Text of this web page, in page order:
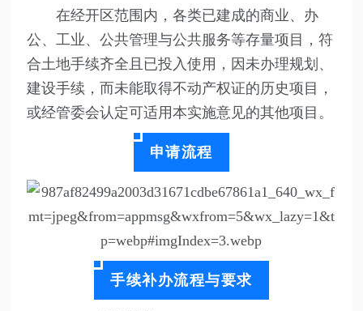
在经开区范围内，各类已建成的商业、办
公、工业、公共管理与公共服务等存量项目，符
合土地手续齐全且已投入使用，因未办理规划、
建设手续，而未能取得不动产权证的历史项目，
或经管委会认定可适用本实施意见的其他项目。
申请流程
手续补办流程与要求